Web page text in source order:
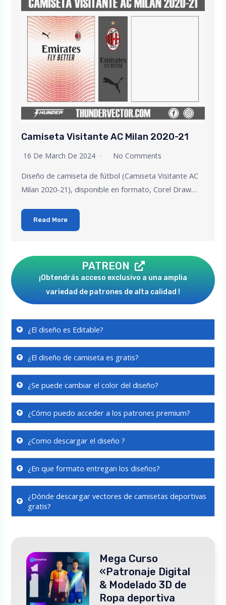
Camiseta Visitante AC Milan 2020-21
16 De March De 2024 No Comments
Diseño de camiseta de fútbol (Camiseta Visitante AC
Milan 2020-21), disponible en formato, Corel Draw…
Read More
PATREON
¡Obtendrás acceso exclusivo a una amplia
variedad de patrones de alta calidad !
¿El diseño es Editable?
¿El diseño de camiseta es gratis?
¿Se puede cambiar el color del diseño?
¿Cómo puedo acceder a los patrones premium?
¿Como descargar el diseño ?
¿En que formato entregan los diseños?
¿Dónde descargar vectores de camisetas deportivas
gratis?
Mega Curso
«Patronaje Digital
& Modelado 3D de
Ropa deportiva